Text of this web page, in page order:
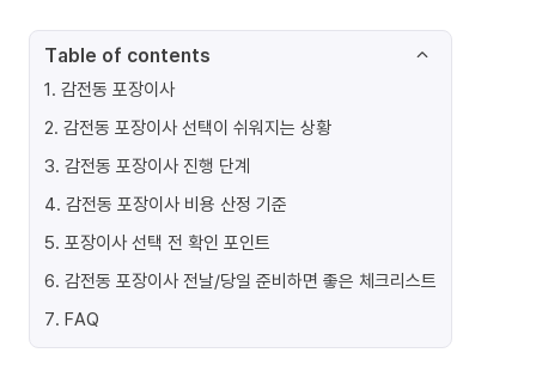
Table of contents
1. 감전동 포장이사
2. 감전동 포장이사 선택이 쉬워지는 상황
3. 감전동 포장이사 진행 단계
4. 감전동 포장이사 비용 산정 기준
5. 포장이사 선택 전 확인 포인트
6. 감전동 포장이사 전날/당일 준비하면 좋은 체크리스트
7. FAQ